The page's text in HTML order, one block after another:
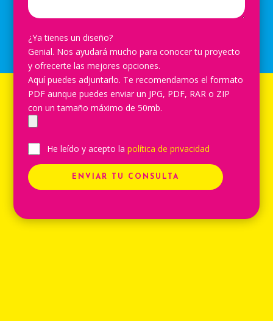
¿Ya tienes un diseño?
Genial. Nos ayudará mucho para conocer tu proyecto
y ofrecerte las mejores opciones.
Aquí puedes adjuntarlo. Te recomendamos el formato
PDF aunque puedes enviar un JPG, PDF, RAR o ZIP
con un tamaño máximo de 50mb.
He leído y acepto lapolítica de privacidad